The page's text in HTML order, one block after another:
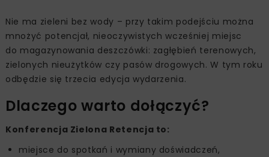
Nie ma zieleni bez wody – przy takim podejściu można
mnożyć potencjał, nieoczywistych wcześniej miejsc
do magazynowania deszczówki: zagłębień terenowych,
zielonych nieużytków czy pasów drogowych. W tym roku
odbędzie się trzecia edycja wydarzenia.
Dlaczego warto dołączyć?
Konferencja Zielona Retencja to:
miejsce do spotkań i wymiany doświadczeń,